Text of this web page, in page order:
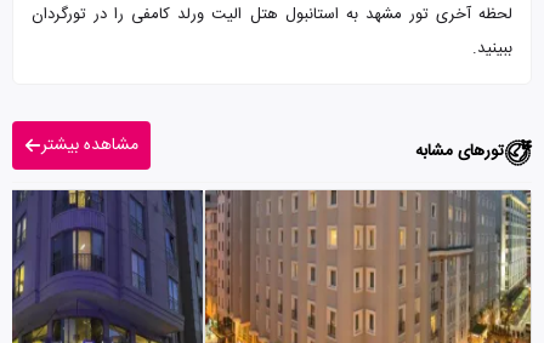
لحظه آخری تور مشهد به استانبول هتل الیت ورلد کامفی را در تورگردان
ببینید.
تورهای مشابه مشاهده بیشتر